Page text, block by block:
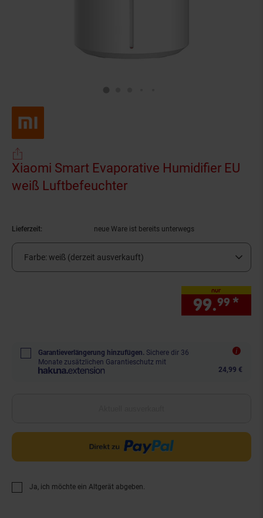
Xiaomi Smart Evaporative Humidifier EU
weiß Luftbefeuchter
Lieferzeit: neue Ware ist bereits unterwegs
Farbe: weiß (derzeit ausverkauft)
nur
99.99 *
Garantieverlängerung hinzufügen. Sichere dir 36
Monate zusätzlichen Garantieschutz mit
24,99 €
Ja, ich möchte ein Altgerät abgeben.